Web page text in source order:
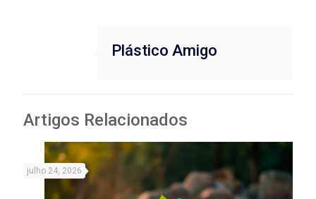
Plástico Amigo
Artigos Relacionados
julho 24, 2026